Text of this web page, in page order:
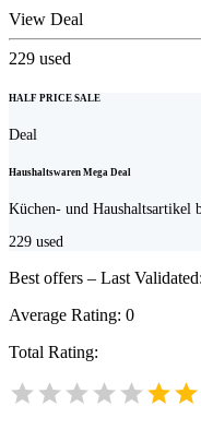
View Deal
229 used
HALF PRICE SALE
Deal
Haushaltswaren Mega Deal
Küchen- und Haushaltsartikel
229 used
Best offers – Last
Average Rating: 0
Total Rating: